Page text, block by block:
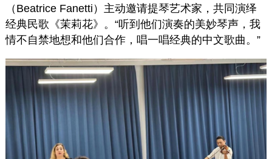
（Beatrice Fanetti）主动邀请提琴艺术家，共同演绎
经典民歌《茉莉花》。“听到他们演奏的美妙琴声，我
情不自禁地想和他们合作，唱一唱经典的中文歌曲。”